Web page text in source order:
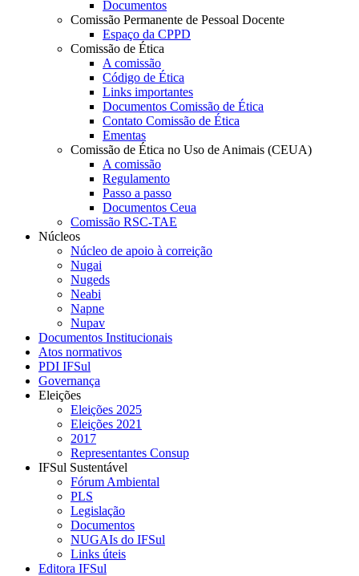
Documentos
Comissão Permanente de Pessoal Docente
Espaço da CPPD
Comissão de Ética
A comissão
Código de Ética
Links importantes
Documentos Comissão de Ética
Contato Comissão de Ética
Ementas
Comissão de Ética no Uso de Animais (CEUA)
A comissão
Regulamento
Passo a passo
Documentos Ceua
Comissão RSC-TAE
Núcleos
Núcleo de apoio à correição
Nugai
Nugeds
Neabi
Napne
Nupav
Documentos Institucionais
Atos normativos
PDI IFSul
Governança
Eleições
Eleições 2025
Eleições 2021
2017
Representantes Consup
IFSul Sustentável
Fórum Ambiental
PLS
Legislação
Documentos
NUGAIs do IFSul
Links úteis
Editora IFSul